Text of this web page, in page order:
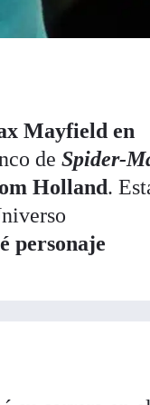
Mayfield en
deSpider-
Holland.
personaje